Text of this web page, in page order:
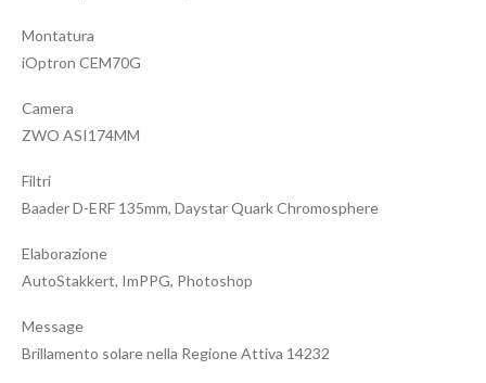
Montatura
iOptron CEM70G
Camera
ZWO ASI174MM
Filtri
Baader D-ERF 135mm, Daystar Quark Chromosphere
Elaborazione
AutoStakkert, ImPPG, Photoshop
Message
Brillamento solare nella Regione Attiva 14232